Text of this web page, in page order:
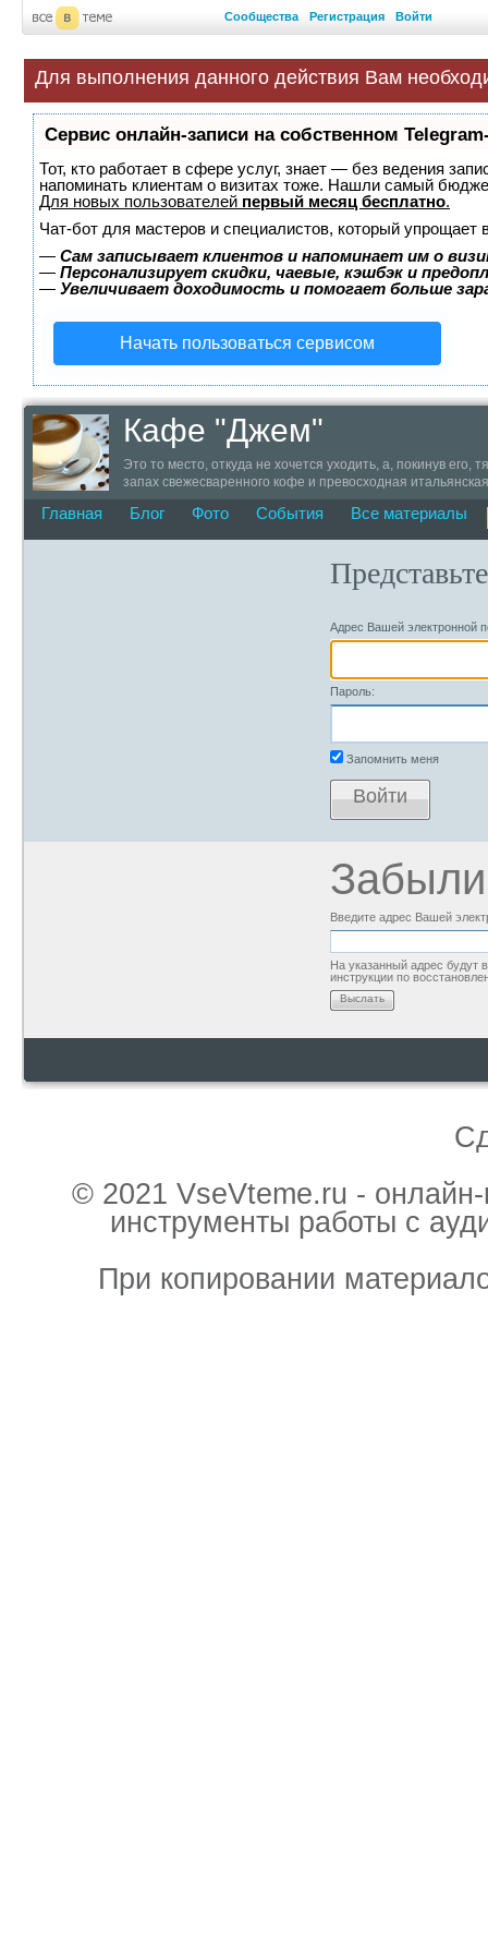
Сообщества Регистрация Войти
Для выполнения данного действия Вам
Сервис онлайн-записи на собственном
Тот, кто работает в сфере услуг, знает — без ведения
напоминать клиентам о визитах тоже. Нашли самый
Для новых пользователей первый месяц бесплатно.
Чат-бот для мастеров и специалистов, который упрощает
— Сам записывает клиентов и напоминает им о
— Персонализирует скидки, чаевые, кэшбэк и
— Увеличивает доходимость и помогает больше
Начать пользоваться сервисом
Кафе "Джем"
Это то место, откуда не хочется уходить, а, покинув его,
запах свежесваренного кофе и превосходная
Главная Блог Фото События Все материалы
Адрес Вашей электронной
Пароль:
Запомнить меня
Войти
Введите адрес Вашей
На указанный адрес будут
инструкции по
Выслать
© 2021 VseVteme.ru -
инструменты работы с
При копировании